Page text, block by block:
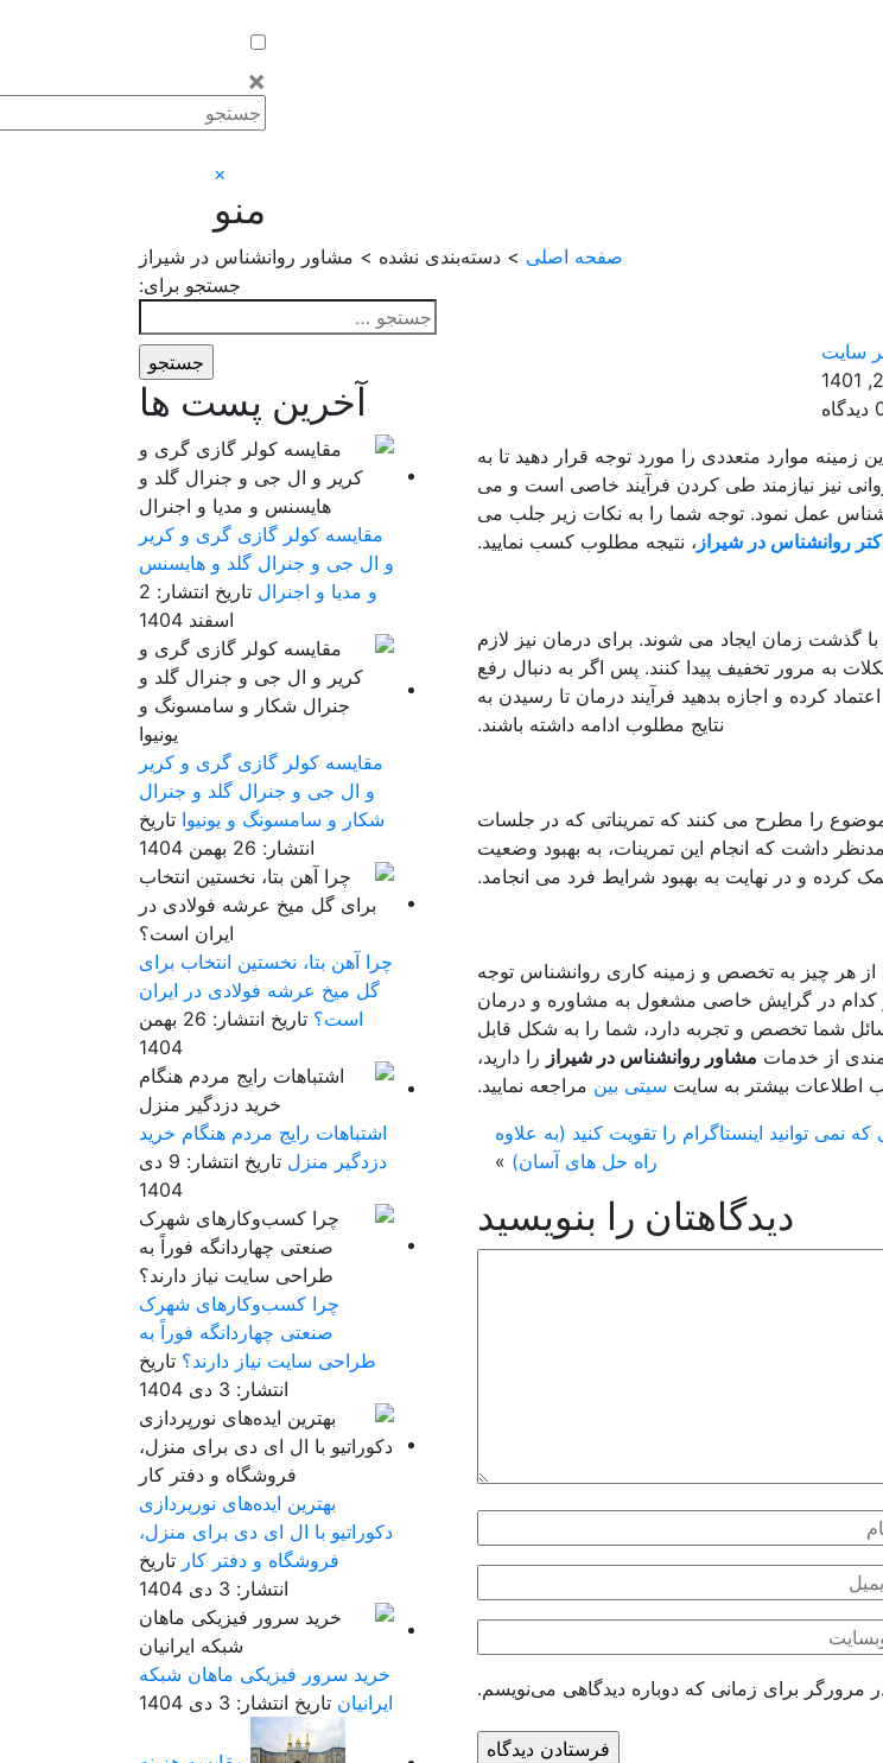
×
×
منو
صفحه اصلی > دسته‌بندی نشده > مشاور روانشناس در شیراز
سایت
زمینه موارد متعددی را مورد توجه قرار دهید تا به
نیز نیازمند طی کردن فرآیند خاصی است و می
عمل نمود. توجه شما را به نکات زیر جلب می
روانشناس در شیراز ، نتیجه مطلوب کسب نمایید.
گذشت زمان ایجاد می شوند. برای درمان نیز لازم
به مرور تخفیف پیدا کنند. پس اگر به دنبال رفع
کرده و اجازه بدهید فرآیند درمان تا رسیدن به
نتایج مطلوب ادامه داشته باشند.
را مطرح می کنند که تمریناتی که در جلسات
داشت که انجام این تمرینات، به بهبود وضعیت
کرده و در نهایت به بهبود شرایط فرد می انجامد.
از هر چیز به تخصص و زمینه کاری روانشناس توجه
کدام در گرایش خاصی مشغول به مشاوره و درمان
شما تخصص و تجربه دارد، شما را به شکل قابل
از خدمات مشاور روانشناس در شیراز را دارید،
اطلاعات بیشتر به سایت سیتی بین مراجعه نمایید.
که نمی توانید اینستاگرام را تقویت کنید (به علاوه
راه حل های آسان) »
دیدگاهتان را بنویسید
مرورگر برای زمانی که دوباره دیدگاهی می‌نویسم.
جستجو برای:
آخرین پست ها
مقایسه کولر گازی گری و کریر
و ال جی و جنرال گلد و هایسنس
و مدیا و اجنرال
تاریخ انتشار: 2
اسفند 1404
مقایسه کولر گازی گری و کریر
و ال جی و جنرال گلد و جنرال
شکار و سامسونگ و یونیوا تاریخ
انتشار: 26 بهمن 1404
چرا آهن بتا، نخستین انتخاب برای
گل میخ عرشه فولادی در ایران
است؟
تاریخ انتشار: 26 بهمن
1404
اشتباهات رایج مردم هنگام خرید
دزدگیر منزل
تاریخ انتشار: 9 دی
1404
چرا کسب‌وکارهای شهرک
صنعتی چهاردانگه فوراً به
طراحی سایت نیاز دارند؟ تاریخ
انتشار: 3 دی 1404
بهترین ایده‌های نورپردازی
دکوراتیو با ال ای دی برای منزل،
فروشگاه و دفتر کار تاریخ
انتشار: 3 دی 1404
خرید سرور فیزیکی ماهان شبکه
ایرانیان تاریخ انتشار: 3 دی 1404